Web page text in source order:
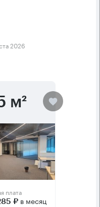
2026
м²
плата
₽ в месяц